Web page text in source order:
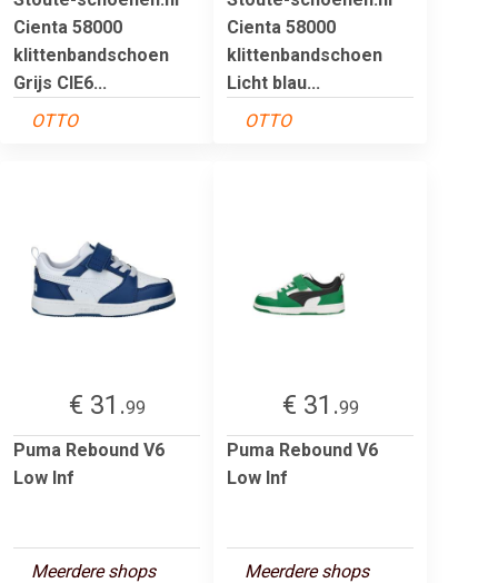
Cienta 58000
klittenbandschoen
Grijs CIE6...
OTTO
Cienta 58000
klittenbandschoen
Licht blau...
OTTO
€ 31.99
Puma Rebound V6
Low Inf
Meerdere shops
€ 31.99
Puma Rebound V6
Low Inf
Meerdere shops